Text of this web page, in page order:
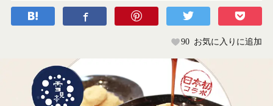
90 お気に入りに追加